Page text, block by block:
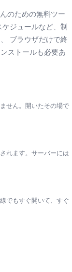
のための無料ツー
ジュールなど、制
ブラウザだけで終
ストールも必要あ
せん。開いたその場で
れます。サーバーには
でもすぐ開いて、すぐ